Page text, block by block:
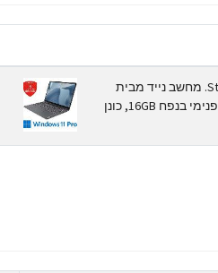
מחשב נייד עם מסך מגע Lenovo IdeaPad Flex 5-14IAU7 82R7009KIV - צבע Storm Grey. מחשב נייד מבית
Lenovo עם מסך מגע בגודל 14'' ברזולוצית WUXGA, מעבד Intel Core i5-1235U, זיכרון פנימי בנפח 16GB, כונן